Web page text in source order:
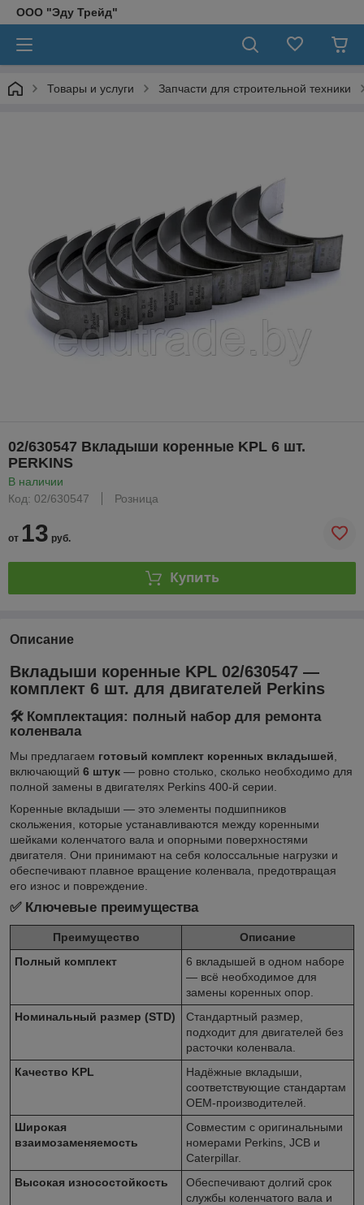
ООО "Эду Трейд"
Товары и услуги Запчасти для строительной техники
02/630547 Вкладыши коренные KPL 6 шт.
PERKINS
В наличии
Код: 02/630547
Розница
от 13 руб.
Купить
Описание
Вкладыши коренные KPL 02/630547 —
комплект 6 шт. для двигателей Perkins
🛠️ Комплектация: полный набор для ремонта
коленвала
Мы предлагаем готовый комплект коренных вкладышей,
включающий 6 штук — ровно столько, сколько необходимо для
полной замены в двигателях Perkins 400-й серии.
Коренные вкладыши — это элементы подшипников
скольжения, которые устанавливаются между коренными
шейками коленчатого вала и опорными поверхностями
двигателя. Они принимают на себя колоссальные нагрузки и
обеспечивают плавное вращение коленвала, предотвращая
его износ и повреждение.
✅ Ключевые преимущества
Преимущество
Описание
Полный комплект
6 вкладышей в одном наборе
— всё необходимое для
замены коренных опор.
Номинальный размер (STD)
Стандартный размер,
подходит для двигателей без
расточки коленвала.
Качество KPL
Надёжные вкладыши,
соответствующие стандартам
OEM-производителей.
Широкая
взаимозаменяемость
Совместим с оригинальными
номерами Perkins, JCB и
Caterpillar.
Высокая износостойкость
Обеспечивают долгий срок
службы коленчатого вала и